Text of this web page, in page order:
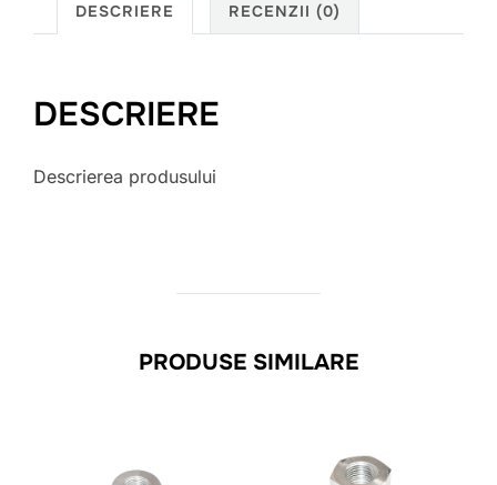
DESCRIERE RECENZII (0)
DESCRIERE
Descrierea produsului
PRODUSE SIMILARE